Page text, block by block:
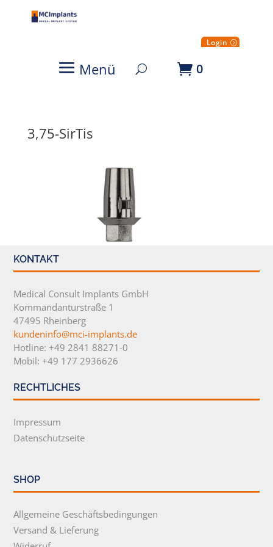
Login
Menü 0
3,75-SirTis
KONTAKT
Medical Consult Implants GmbH
Kommandanturstraße 1
47495 Rheinberg
kundeninfo@mci-implants.de
Hotline: +49 2841 88271-0
Mobil: +49 177 2936626
RECHTLICHES
Impressum
Datenschutzseite
SHOP
Allgemeine Geschäftsbedingungen
Versand & Lieferung